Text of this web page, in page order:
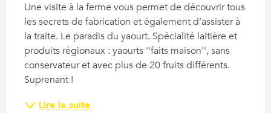
Une visite à la ferme vous permet de découvrir tous
les secrets de fabrication et également d’assister à
la traite. Le paradis du yaourt. Spécialité laitière et
produits régionaux : yaourts ''faits maison'', sans
conservateur et avec plus de 20 fruits différents.
Suprenant !
Lire la suite